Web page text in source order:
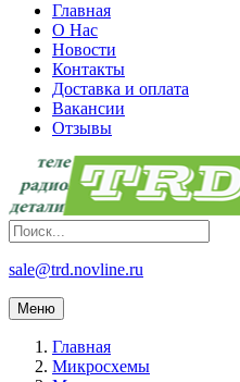
Главная
О Нас
Новости
Контакты
Доставка и оплата
Вакансии
Отзывы
sale@trd.novline.ru
Меню
Главная
Микросхемы